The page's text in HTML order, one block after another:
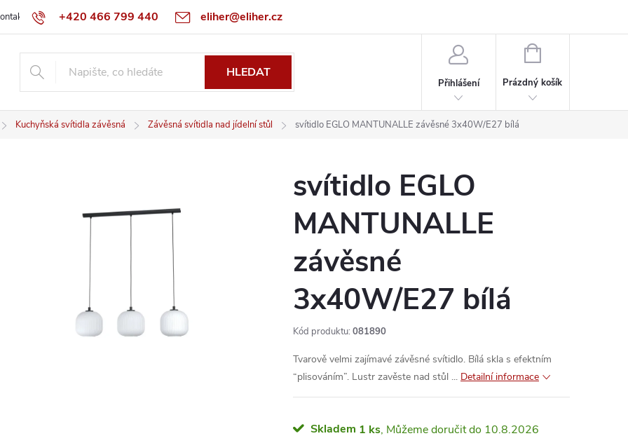
+420 466 799 440 eliher@eliher.cz
Obchodní podmínky Reklamační řád Specialista na Bordeaux
HLEDAT
Přihlášení
NÁKUPNÍ
Prázdný košík
Kuchyňská svítidla závěsná Závěsná svítidla nad jídelní stůl svítidlo EGLO MANTUNALLE závěsné 3x40W/E27 bílá
svítidlo EGLO
MANTUNALLE
závěsné
3x40W/E27 bílá
Kód produktu: 081890
Tvarově velmi zajímavé závěsné svítidlo. Bílá skla s efektním
“plisováním”. Lustr zavěste nad stůl ... Detailní informace
Skladem 1 ks 10.8.2026